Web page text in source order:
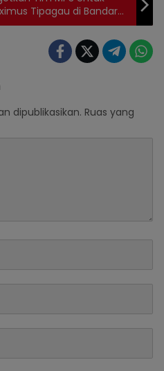
Tipagau di Bandara
dipublikasikan. Ruas yang